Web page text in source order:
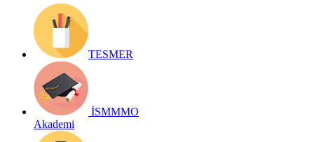
TESMER
İSMMMO
Akademi